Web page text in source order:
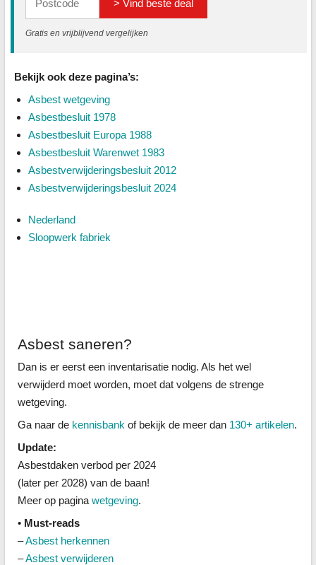
> Vind beste deal
Gratis en vrijblijvend vergelijken
Bekijk ook deze pagina’s:
Asbest wetgeving
Asbestbesluit 1978
Asbestbesluit Europa 1988
Asbestbesluit Warenwet 1983
Asbestverwijderingsbesluit 2012
Asbestverwijderingsbesluit 2024
Nederland
Sloopwerk fabriek
Asbest saneren?
Dan is er eerst een inventarisatie nodig. Als het wel
verwijderd moet worden, moet dat volgens de strenge
wetgeving.
Ga naar de kennisbank of bekijk de meer dan 130+ artikelen.
Update:
Asbestdaken verbod per 2024
(later per 2028) van de baan!
Meer op pagina wetgeving.
• Must-reads
–Asbest herkennen
–Asbest verwijderen